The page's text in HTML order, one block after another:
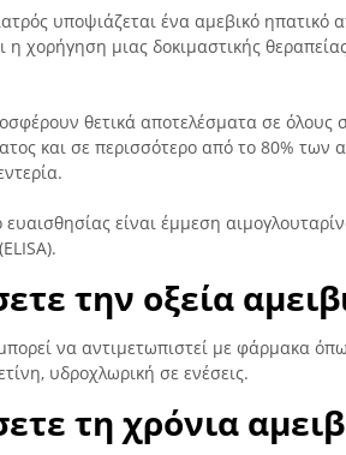
υποψιάζεται ένα αμεβικό ηπατικό
η χορήγηση μιας δοκιμαστικής
θετικά αποτελέσματα σε όλους
και σε περισσότερο από το 80% των
είναι έμμεση
την οξεία
να αντιμετωπιστεί με φάρμακα
υδροχλωρική σε ενέσεις.
τη χρόνια